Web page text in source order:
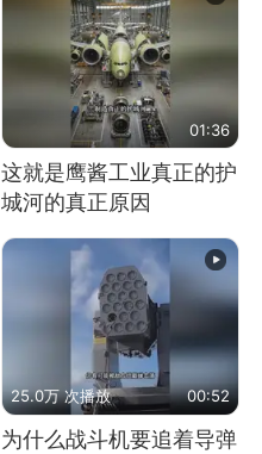
01:36
这就是鹰酱工业真正的护
城河的真正原因
25.0万 次播放 00:52
为什么战斗机要追着导弹